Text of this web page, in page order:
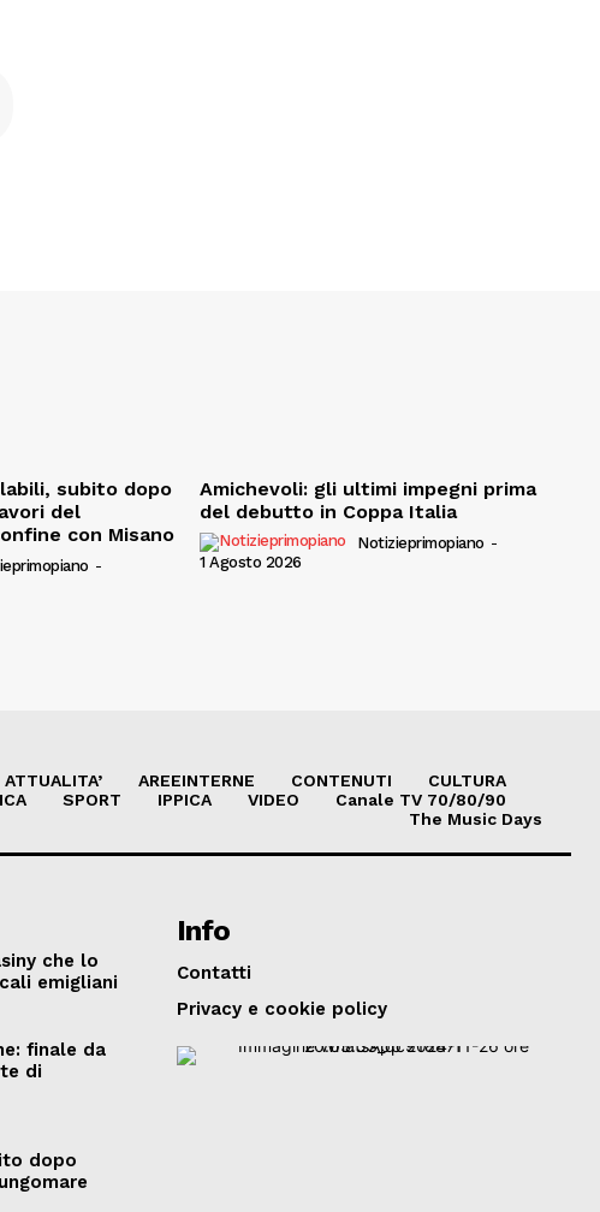
subito dopo
del
con Misano
-
Amichevoli: gli ultimi impegni prima
del debutto in Coppa Italia
Notizieprimopiano -
1 Agosto 2026
ATTUALITA’ AREEINTERNE CONTENUTI
CULTURA
SPORT IPPICA VIDEO
Canale TV 70/80/90
The Music Days
che lo
emigliani
finale da
di
dopo
Info
Contatti
Privacy e cookie policy